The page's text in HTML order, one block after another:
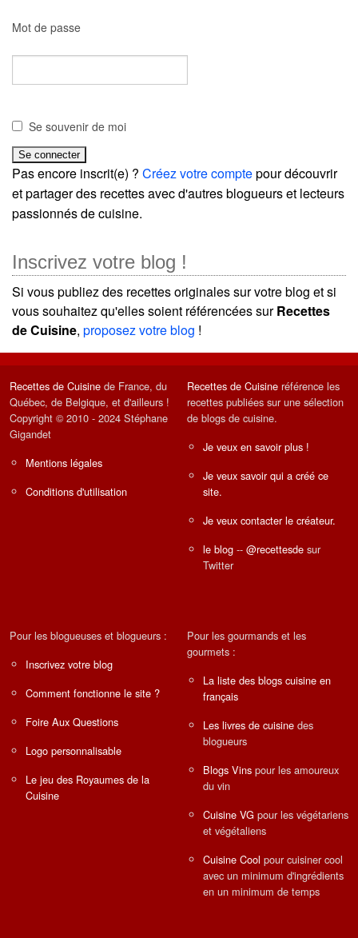
Mot de passe
Se souvenir de moi
Pas encore inscrit(e) ? Créez votre comptepour découvrir
et partager des recettes avec d'autres blogueurs et lecteurs
passionnés de cuisine.
Inscrivez votre blog !
Si vous publiez des recettes originales sur votre blog et si
vous souhaitez qu'elles soient référencées surRecettes
de Cuisine, proposez votre blog !
Recettes de Cuisine de France, du
Québec, de Belgique, et d'ailleurs !
Copyright © 2010 - 2024 Stéphane
Gigandet
Mentions légales
Conditions d'utilisation
Recettes de Cuisine référence les
recettes publiées sur une sélection
de blogs de cuisine.
Je veux en savoir plus !
Je veux savoir qui a créé ce
site.
Je veux contacter le créateur.
le blog -- @recettesde sur
Twitter
Pour les blogueuses et blogueurs :
Inscrivez votre blog
Comment fonctionne le site ?
Foire Aux Questions
Logo personnalisable
Le jeu des Royaumes de la
Cuisine
Pour les gourmands et les
gourmets :
La liste des blogs cuisine en
français
Les livres de cuisine des
blogueurs
Blogs Vins pour les amoureux
du vin
Cuisine VG pour les végétariens
et végétaliens
Cuisine Cool pour cuisiner cool
avec un minimum d'ingrédients
en un minimum de temps